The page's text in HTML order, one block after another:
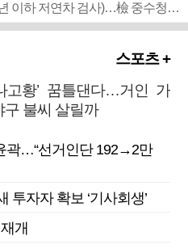
■ 검사 신분 버리고 직급하향(10년 이하 저연차 검사)…檢 중수청행 기피
스포츠 +
고황’ 꿈틀댄다…거인 가
구 불씨 살릴까
곽…“선거인단 192→2만
자자 확보 ‘기사회생’
개